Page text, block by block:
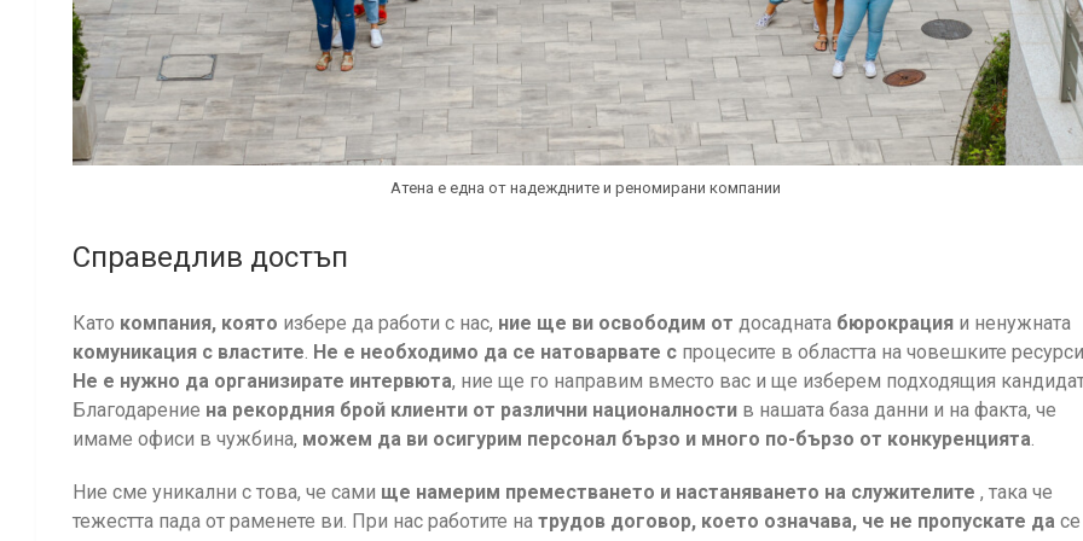
Атена е една от надеждните и реномирани компании
Справедлив достъп
Като компания, която избере да работи с нас, ние ще ви освободим от досадната бюрокрация и ненужната
комуникация с властите. Не е необходимо да се натоварвате с процесите в областта на човешките
Не е нужно да организирате интервюта, ние ще го направим вместо вас и ще изберем подходящия
Благодарение на рекордния брой клиенти от различни националности в нашата база данни и на факта, че
имаме офиси в чужбина, можем да ви осигурим персонал бързо и много по-бързо от конкуренцията.
Ние сме уникални с това, че сами ще намерим преместването и настаняването на служителите , така че
тежестта пада от раменете ви. При нас работите на трудов договор, което означава, че не пропускате да се